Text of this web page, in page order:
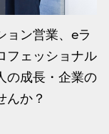
ョン営業、eラ
フェッショナル
の成長・企業の
んか？